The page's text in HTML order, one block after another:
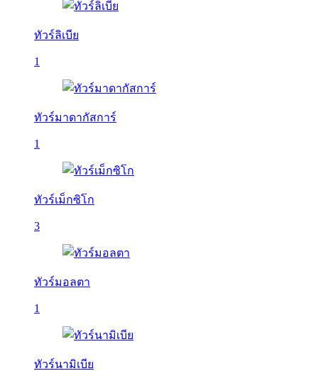
ทัวร์ลิเบีย
1
ทัวร์มาดากัสการ์
1
ทัวร์เม็กซิโก
3
ทัวร์มอลตา
1
ทัวร์นามิเบีย